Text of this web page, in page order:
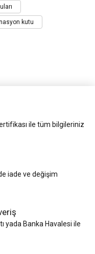
kutu
ile tüm bilgileriniz
iade ve değişim
yada Banka Havalesi ile